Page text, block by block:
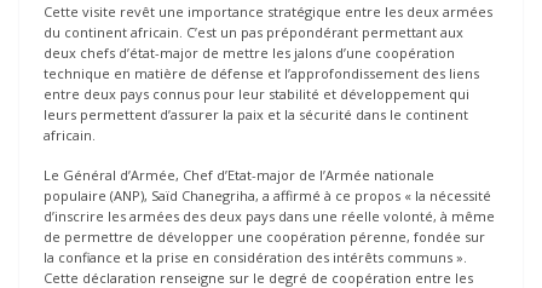
Cette visite revêt une importance stratégique entre les deux armées
du continent africain. C’est un pas prépondérant permettant aux
deux chefs d’état-major de mettre les jalons d’une coopération
technique en matière de défense et l’approfondissement des liens
entre deux pays connus pour leur stabilité et développement qui
leurs permettent d’assurer la paix et la sécurité dans le continent
africain.
Le Général d’Armée, Chef d’Etat-major de l’Armée nationale
populaire (ANP), Saïd Chanegriha, a affirmé à ce propos « la nécessité
d’inscrire les armées des deux pays dans une réelle volonté, à même
de permettre de développer une coopération pérenne, fondée sur
la confiance et la prise en considération des intérêts communs ».
Cette déclaration renseigne sur le degré de coopération entre les